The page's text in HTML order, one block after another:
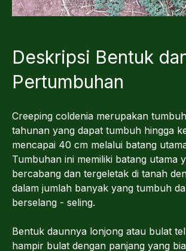
Deskripsi Bentuk
Pertumbuhan
Creeping coldenia merupakan
tahunan yang dapat tumbuh hingga
mencapai 40 cm melalui batang
Tumbuhan ini memiliki batang utama
bercabang dan tergeletak di tanah
dalam jumlah banyak yang tumbuh
berselang - seling.
Bentuk daunnya lonjong atau bulat
hampir bulat dengan panjang yang